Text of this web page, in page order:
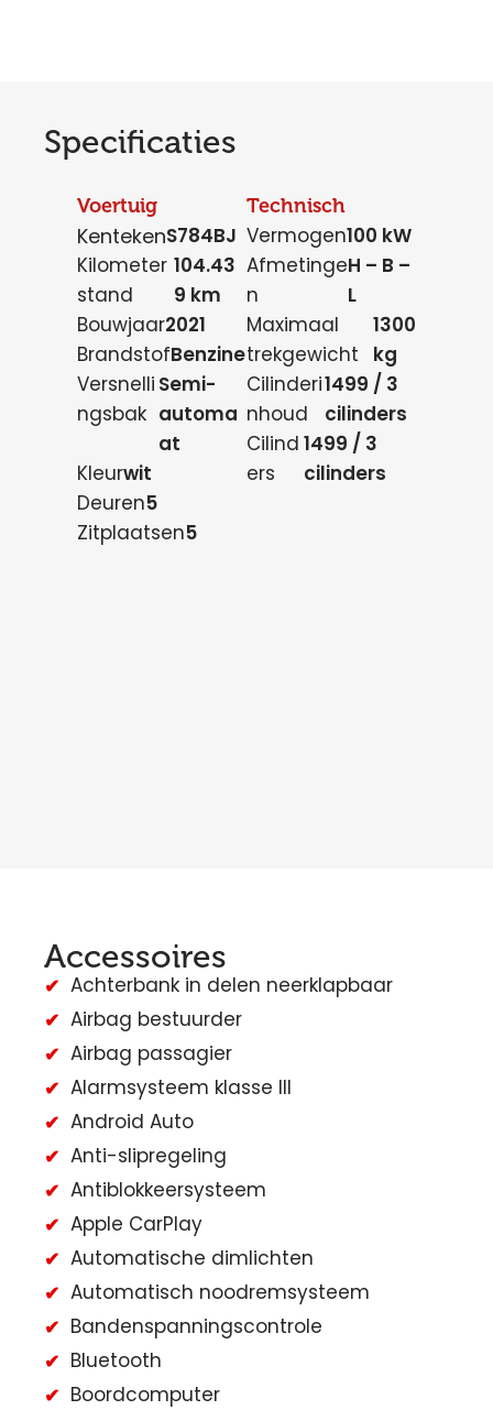
Specificaties
Voertuig
KentekenS784BJ
Kilometer
stand
104.43
9 km
Bouwjaar2021
BrandstofBenzine
Versnelli
ngsbak
Semi-
automa
at
Kleurwit
Deuren5
Zitplaatsen5
Technisch
Vermogen100 kW
Afmetinge
n
H – B –
L
Maximaal
trekgewicht
1300
kg
Cilinderi
nhoud
1499 / 3
cilinders
Cilind
ers
1499 / 3
cilinders
Accessoires
Achterbank in delen neerklapbaar
Airbag bestuurder
Airbag passagier
Alarmsysteem klasse III
Android Auto
Anti-slipregeling
Antiblokkeersysteem
Apple CarPlay
Automatische dimlichten
Automatisch noodremsysteem
Bandenspanningscontrole
Bluetooth
Boordcomputer